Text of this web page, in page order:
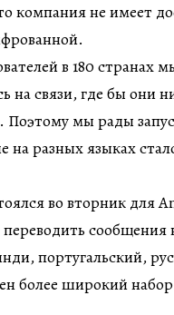
компания не имеет
в 180 странах
на связи, где бы они
Поэтому мы рады
на разных языках
во вторник для
сообщения
португальский,
более широкий